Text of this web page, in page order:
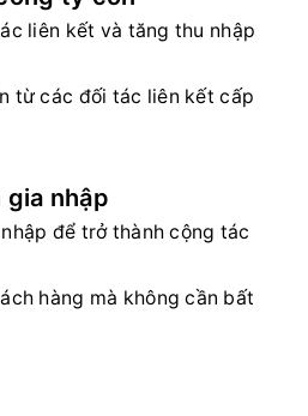
liên kết và tăng thu nhập
từ các đối tác liên kết cấp
gia nhập
để trở thành cộng tác
hàng mà không cần bất